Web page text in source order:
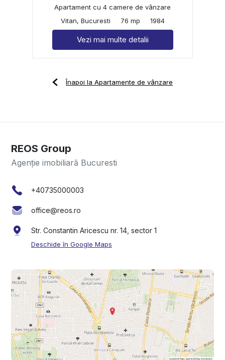
Apartament cu 4 camere de vânzare
Vitan, Bucuresti
76 mp 1984
Vezi mai multe detalii
Înapoi la Apartamente de vânzare
REOS Group
Agenție imobiliară Bucuresti
+40735000003
office@reos.ro
Str. Constantin Aricescu nr. 14, sector 1
Deschide în Google Maps